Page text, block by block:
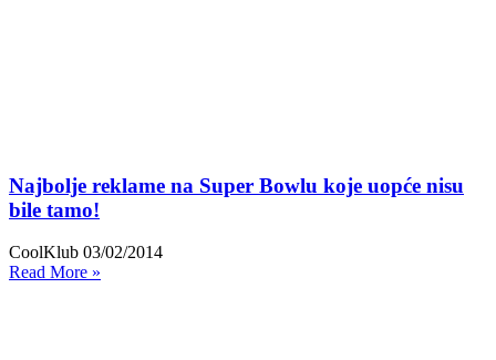
Najbolje reklame na Super Bowlu koje uopće nisu
bile tamo!
CoolKlub 03/02/2014
Read More »